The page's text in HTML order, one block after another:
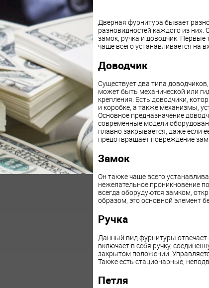
Дверная фурнитура бывает
разновидностей каждого из
замок, ручка и доводчик. Первые
чаще всего устанавливается на
Доводчик
Существует два типа
может быть механической или
крепления. Есть доводчики,
и коробке, а также механизмы,
Основное предназначение
современные модели
плавно закрывается, даже если
предотвращает повреждение
Замок
Он также чаще всего
нежелательное проникновение
всегда оборудуются замком,
образом, это основной элемент
Ручка
Данный вид фурнитуры
включает в себя ручку,
закрытом положении.
Также есть стационарные,
Петля